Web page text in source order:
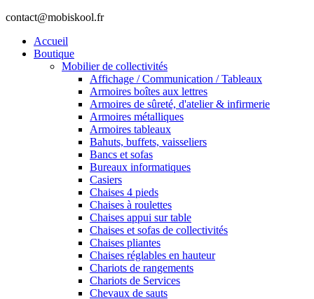
contact@mobiskool.fr
Accueil
Boutique
Mobilier de collectivités
Affichage / Communication / Tableaux
Armoires boîtes aux lettres
Armoires de sûreté, d'atelier & infirmerie
Armoires métalliques
Armoires tableaux
Bahuts, buffets, vaisseliers
Bancs et sofas
Bureaux informatiques
Casiers
Chaises 4 pieds
Chaises à roulettes
Chaises appui sur table
Chaises et sofas de collectivités
Chaises pliantes
Chaises réglables en hauteur
Chariots de rangements
Chariots de Services
Chevaux de sauts